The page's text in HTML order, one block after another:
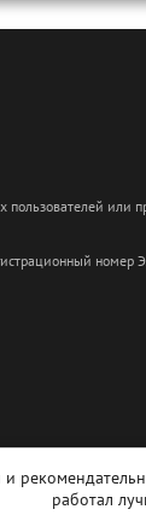
пользователей или
работал